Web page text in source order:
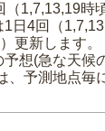
1,7,13,19時
日4回（
更新します。
想(急な天候
、予測地点毎